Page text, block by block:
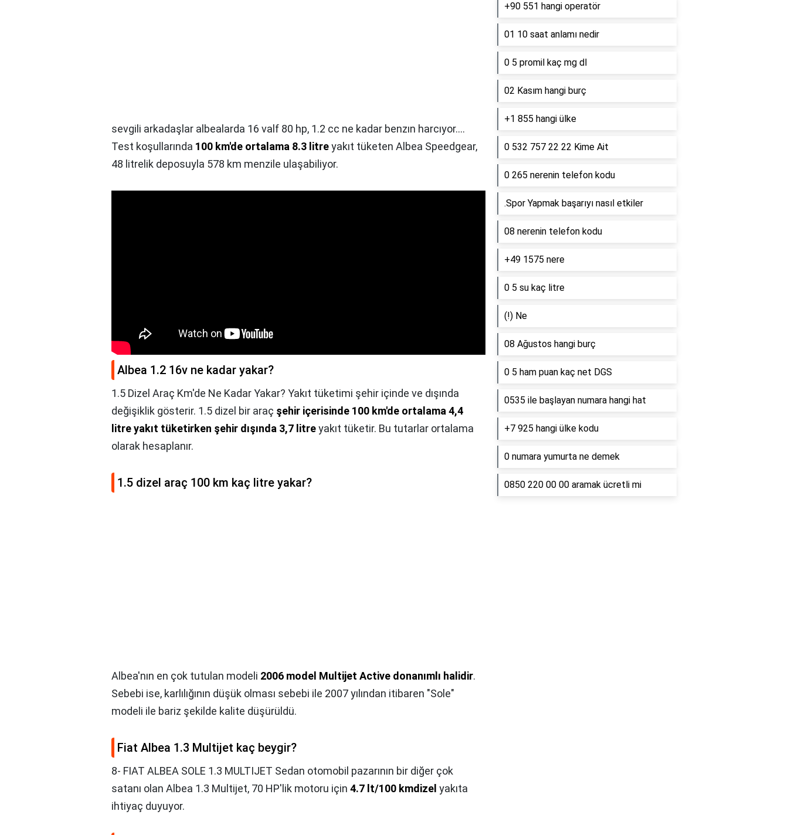
sevgili arkadaşlar albealarda 16 valf 80 hp, 1.2 cc ne kadar benzın harcıyor....
Test koşullarında 100 km'de ortalama 8.3 litreyakıt tüketen Albea Speedgear,
48 litrelik deposuyla 578 km menzile ulaşabiliyor.
Albea 1.2 16v ne kadar yakar?
1.5 Dizel Araç Km'de Ne Kadar Yakar? Yakıt tüketimi şehir içinde ve dışında
değişiklik gösterir. 1.5 dizel bir araç şehir içerisinde 100 km'de ortalama 4,4
litre yakıt tüketirken şehir dışında 3,7 litreyakıt tüketir. Bu tutarlar ortalama
olarak hesaplanır.
1.5 dizel araç 100 km kaç litre yakar?
Albea'nın en çok tutulan modeli 2006 model Multijet Active donanımlı halidir.
Sebebi ise, karlılığının düşük olması sebebi ile 2007 yılından itibaren "Sole"
modeli ile bariz şekilde kalite düşürüldü.
Fiat Albea 1.3 Multijet kaç beygir?
8- FIAT ALBEA SOLE 1.3 MULTIJET Sedan otomobil pazarının bir diğer çok
satanı olan Albea 1.3 Multijet, 70 HP'lik motoru için 4.7 lt/100 kmdizel yakıta
ihtiyaç duyuyor.
+90 551 hangi operatör
01 10 saat anlamı nedir
0 5 promil kaç mg dl
02 Kasım hangi burç
+1 855 hangi ülke
0 532 757 22 22 Kime Ait
0 265 nerenin telefon kodu
.Spor Yapmak başarıyı nasıl etkiler
08 nerenin telefon kodu
+49 1575 nere
0 5 su kaç litre
(!) Ne
08 Ağustos hangi burç
0 5 ham puan kaç net DGS
0535 ile başlayan numara hangi hat
+7 925 hangi ülke kodu
0 numara yumurta ne demek
0850 220 00 00 aramak ücretli mi